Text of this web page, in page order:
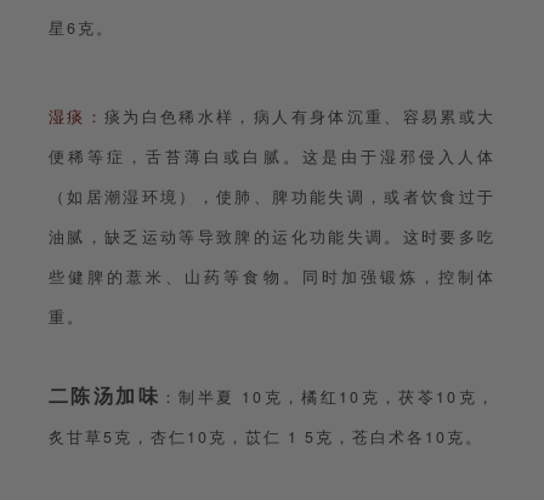
星6克。
湿痰：痰为白色稀水样，病人有身体沉重、容易累或大
便稀等症，舌苔薄白或白腻。这是由于湿邪侵入人体
（如居潮湿环境），使肺、脾功能失调，或者饮食过于
油腻，缺乏运动等导致脾的运化功能失调。这时要多吃
些健脾的薏米、山药等食物。同时加强锻炼，控制体
重。
二陈汤加味 ：制半夏 10克，橘红10克，茯苓10克，
炙甘草5克，杏仁10克，苡仁 1 5克，苍白术各10克。